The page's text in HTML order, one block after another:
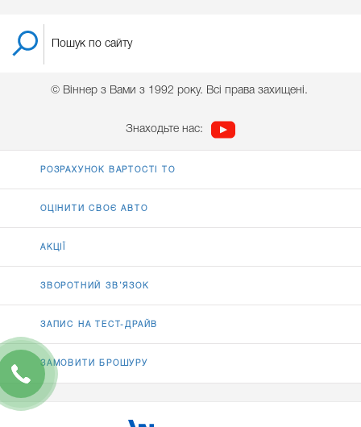
© Віннер з Вами з 1992 року. Всі права захищені.
Знаходьте нас:
РОЗРАХУНОК ВАРТОСТІ ТО
ОЦІНИТИ СВОЄ АВТО
АКЦІЇ
ЗВОРОТНИЙ ЗВ’ЯЗОК
ЗАПИС НА ТЕСТ-ДРАЙВ
ЗАМОВИТИ БРОШУРУ